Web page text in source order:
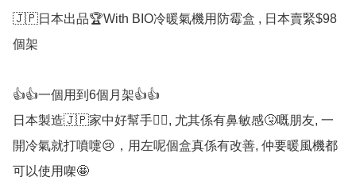
🇯🇵日本出品🏆With BIO冷暖氣機用防霉盒 , 日本賣緊$98
個架
👍👍一個用到6個月架👍👍
日本製造🇯🇵家中好幫手👍🏻, 尤其係有鼻敏感🤧嘅朋友, 一
開冷氣就打噴嚏😢，用左呢個盒真係有改善, 仲要暖風機都
可以使用㗎🤩